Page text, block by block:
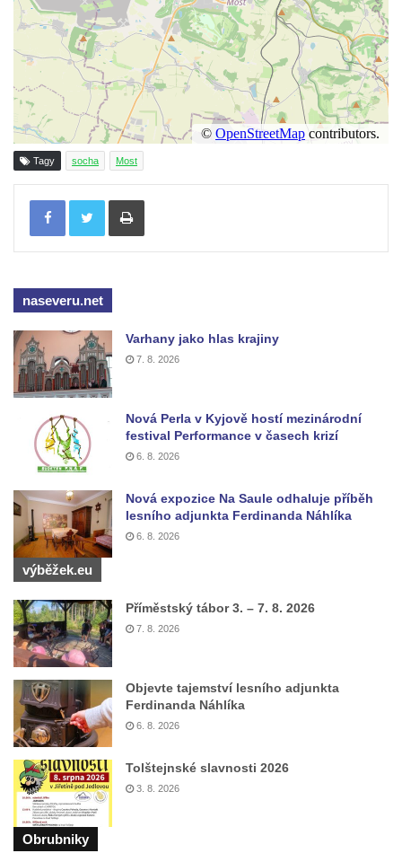
Socha Roháč v ZOO Hluboká
Socha Mystik v ZOO Hluboká
Reliéf Rodina a práce na budově záložny
čp. 69/1 v Českých Budějovicích
Socha Jana Valeria Jirsíka u Černé věže v
Českých Budějovicích
kostela svatého Mikuláše v Českých
Budějovicích
Socha svatého Jana Nepomuckého u
Budějovicích
náměstí v Českých Budějovicích
Socha Tornádo v parku na Senovážném
náměstí v Českých Budějovicích
Sousoší Humanoidi na Lannově třídě v
Českých Budějovicích
Na Sadech v Českých Budějovicích
Pomník Přemysla Otakara II. v parku Na
Sadech v Českých Budějovicích
Socha Mateřství v parku Na Sadech v
Českých Budějovicích
Památník Otokara Mokrého v parku Na
Sadech v Českých Budějovicích
Poslední dochovaný tramvajový sloup na
Pražské třídě v Českých Budějovicích
Socha Civilizovaní na Husově třídě v
Českých Budějovicích
Socha svatého Jana Nepomuckého Na
Sadech u Mlýnské stoky v Českých
Budějovicích
Tagy socha Most
Tisknout
naseveru.net
Varhany jako hlas krajiny
7. 8. 2026
Nová Perla v Kyjově hostí mezinárodní
festival Performance v časech krizí
6. 8. 2026
Nová expozice Na Saule odhaluje příběh
lesního adjunkta Ferdinanda Náhlíka
6. 8. 2026
výběžek.eu
Příměstský tábor 3. – 7. 8. 2026
7. 8. 2026
Objevte tajemství lesního adjunkta
Ferdinanda Náhlíka
6. 8. 2026
Tolštejnské slavnosti 2026
3. 8. 2026
Obrubniky